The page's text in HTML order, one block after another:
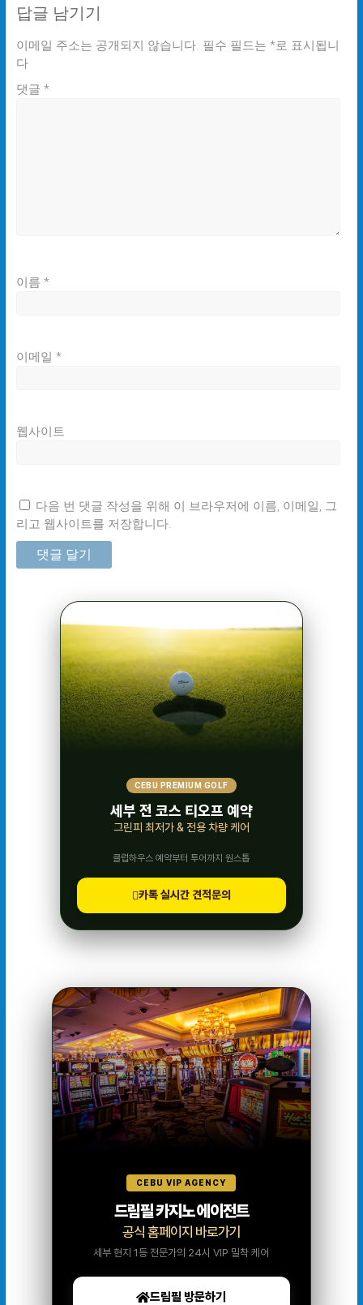
답글 남기기
이메일 주소는 공개되지 않습니다. 필수 필드는 *로 표시됩니
다
댓글 *
이름 *
이메일 *
웹사이트
다음 번 댓글 작성을 위해 이 브라우저에 이름, 이메일, 그
리고 웹사이트를 저장합니다.
CEBU PREMIUM GOLF
세부 전 코스 티오프 예약
그린피 최저가 & 전용 차량 케어
클럽하우스 예약부터 투어까지 원스톱
카톡 실시간 견적문의
CEBU VIP AGENCY
드림필 카지노 에이전트
공식 홈페이지 바로가기
세부 현지 1등 전문가의 24시 VIP 밀착 케어
드림필 방문하기